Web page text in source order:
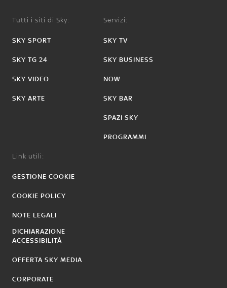
Tutti i siti di Sky:
SKY SPORT
SKY TG 24
SKY VIDEO
SKY ARTE
Servizi:
SKY TV
SKY BUSINESS
NOW
SKY BAR
SPAZI SKY
PROGRAMMI
Link utili:
GESTIONE COOKIE
COOKIE POLICY
NOTE LEGALI
DICHIARAZIONE
ACCESSIBILITÀ
OFFERTA SKY MEDIA
CORPORATE